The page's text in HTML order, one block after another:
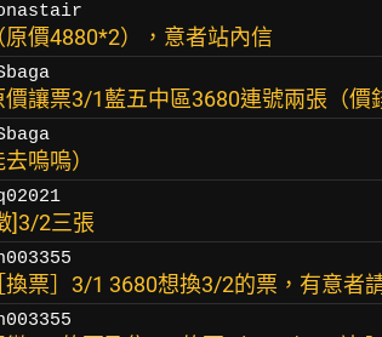
原價4880*2），意者站內信
價讓票3/1藍五中區3680連號兩張（價
去嗚嗚）
]3/2三張
換票］3/1 3680想換3/2的票，有意者